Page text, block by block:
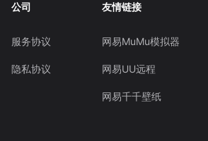
公司
服务协议
隐私协议
友情链接
网易MuMu模拟器
网易UU远程
网易千千壁纸